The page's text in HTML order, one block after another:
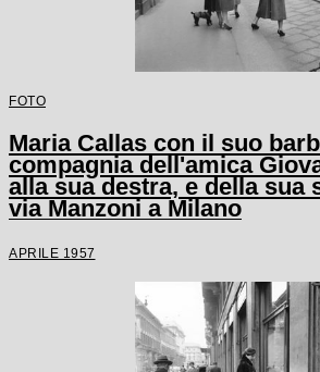
FOTO
Maria Callas con il suo
compagnia dell'amica
alla sua destra, e della sua
via Manzoni a Milano
APRILE 1957